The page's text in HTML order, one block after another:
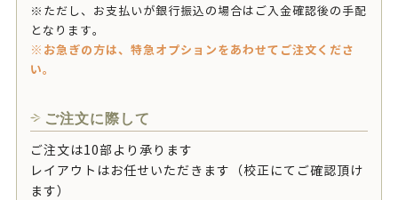
※ただし、お支払いが銀行振込の場合はご入金確認後の手配
となります。
※お急ぎの方は、特急オプションをあわせてご注文くださ
い。
ご注文に際して
ご注文は10部より承ります
レイアウトはお任せいただきます（校正にてご確認頂け
ます）